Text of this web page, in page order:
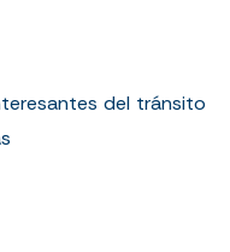
del tránsito